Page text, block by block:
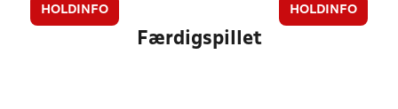
HOLDINFO HOLDINFO
Færdigspillet